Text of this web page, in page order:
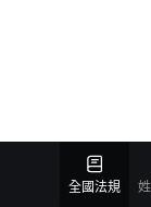
全國法規